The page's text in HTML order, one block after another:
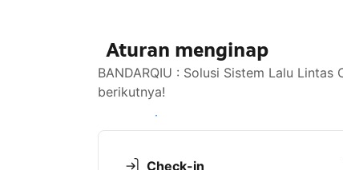
Aturan menginap
BANDARQIU : Solusi Sistem Lalu
berikutnya!
Lihat ketersediaan
Check-in